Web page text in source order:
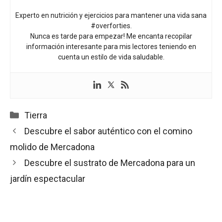
Experto en nutrición y ejercicios para mantener una vida sana
#overforties.
Nunca es tarde para empezar! Me encanta recopilar
información interesante para mis lectores teniendo en
cuenta un estilo de vida saludable.
Categorías
Tierra
Descubre el sabor auténtico con el comino
molido de Mercadona
Descubre el sustrato de Mercadona para un
jardín espectacular